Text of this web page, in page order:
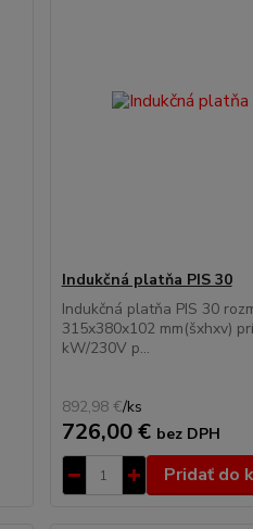
Indukčná platňa PIS 30
Indukčná platňa PIS 30
315x380x102 mm(šxhxv)
kW/230V p...
892,98 €/ks
726,00 € bez DPH
Pridať do